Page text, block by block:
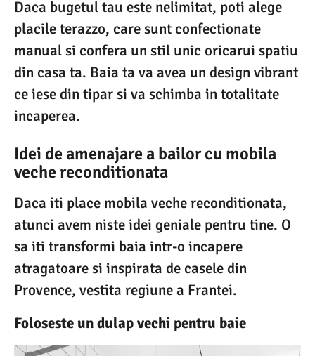
Daca bugetul tau este nelimitat, poti alege
placile terazzo, care sunt confectionate
manual si confera un stil unic oricarui spatiu
din casa ta. Baia ta va avea un design vibrant
ce iese din tipar si va schimba in totalitate
incaperea.
Idei de amenajare a bailor cu mobila
veche reconditionata
Daca iti place mobila veche reconditionata,
atunci avem niste idei geniale pentru tine. O
sa iti transformi baia intr-o incapere
atragatoare si inspirata de casele din
Provence, vestita regiune a Frantei.
Foloseste un dulap vechi pentru baie